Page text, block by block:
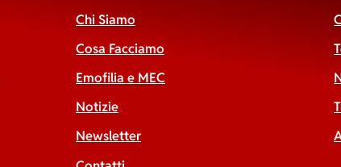
Chi Siamo
Cosa Facciamo
Emofilia e MEC
Notizie
Newsletter